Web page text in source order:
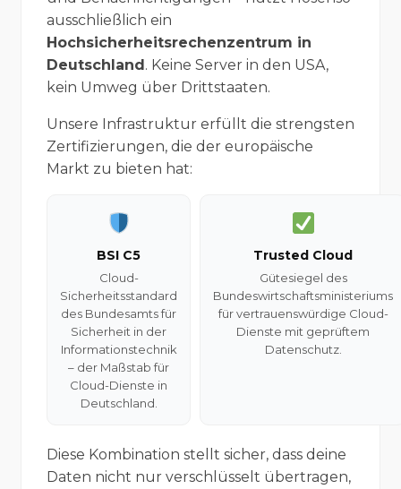
ausschließlich ein
Hochsicherheitsrechenzentrum in
Deutschland. Keine Server in den USA,
kein Umweg über Drittstaaten.
Unsere Infrastruktur erfüllt die strengsten
Zertifizierungen, die der europäische
Markt zu bieten hat:
BSI C5
Cloud-
Sicherheitsstandard
des Bundesamts für
Sicherheit in der
Informationstechnik
– der Maßstab für
Cloud-Dienste in
Deutschland.
Trusted Cloud
Gütesiegel des
Bundeswirtschaftsministeriums
für vertrauenswürdige Cloud-
Dienste mit geprüftem
Datenschutz.
Diese Kombination stellt sicher, dass deine
Daten nicht nur verschlüsselt übertragen,